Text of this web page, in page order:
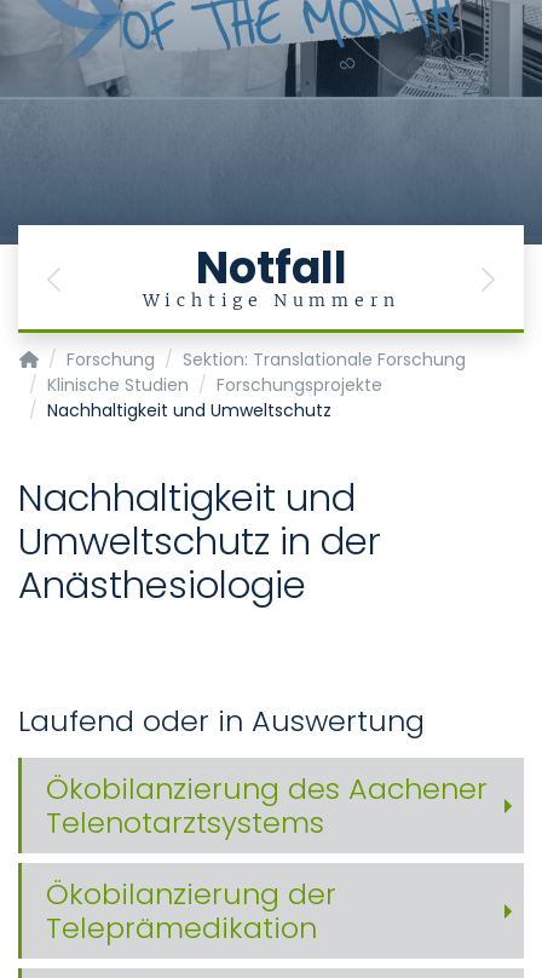
Notfall
Wichtige Nummern
Previous Next
Klinik für Anästhesiologie
Forschung
Sektion: Translationale Forschung
Klinische Studien
Forschungsprojekte
Nachhaltigkeit und Umweltschutz
Nachhaltigkeit und
Umweltschutz in der
Anästhesiologie
Laufend oder in Auswertung
Ökobilanzierung des Aachener
Telenotarztsystems
Ökobilanzierung der
Teleprämedikation